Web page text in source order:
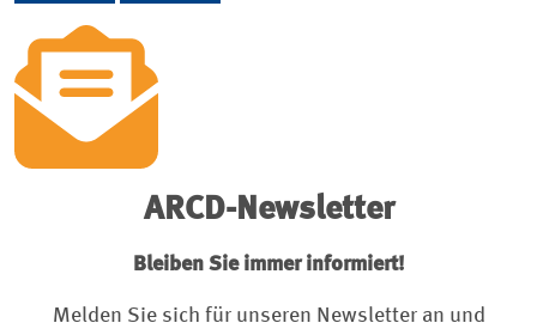
ARCD-Newsletter
Bleiben Sie immer informiert!
Melden Sie sich für unseren Newsletter an und